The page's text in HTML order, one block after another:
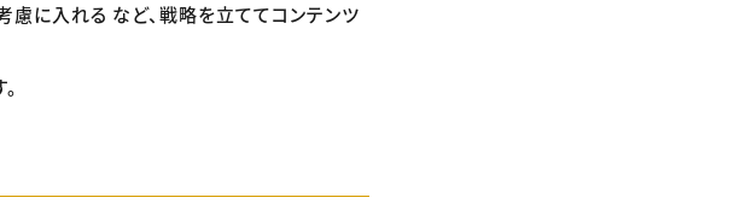
慮に入れる など、戦略を立ててコンテンツ